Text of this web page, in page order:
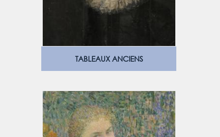
TABLEAUX ANCIENS